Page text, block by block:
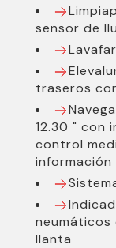
sensor de
traseros
12.30 " con
control
información
neumáticos
llanta